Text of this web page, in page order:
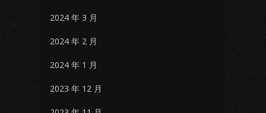
2024 年 3 月
2024 年 2 月
2024 年 1 月
2023 年 12 月